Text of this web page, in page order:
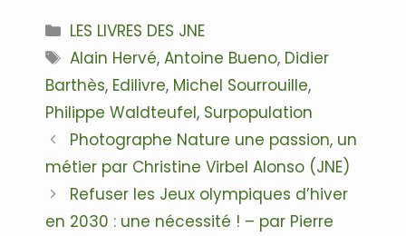
Catégories
LES LIVRES DES JNE
Étiquettes
Alain Hervé,Antoine Bueno, Didier
Barthès, Edilivre, Michel Sourrouille,
Philippe Waldteufel, Surpopulation
Navigation
des
Photographe Nature une passion, un
métier par Christine Virbel Alonso (JNE)
Refuser les Jeux olympiques d’hiver
en 2030 : une nécessité ! – par Pierre